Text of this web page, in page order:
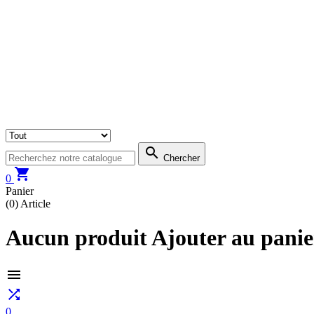
 Chercher
0 
Panier
(0) Article
Aucun produit Ajouter au


0